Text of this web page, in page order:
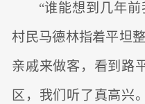
“谁能想到几年
村民马德林指着平坦
亲戚来做客，看到路
区，我们听了真高兴